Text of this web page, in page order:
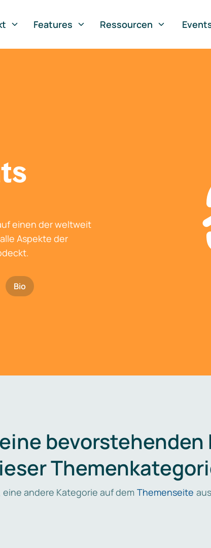
Features Ressourcen
einen der weltweit
Aspekte der
Bio
bevorstehenden
eine andere Kategorie auf dem Themenseite